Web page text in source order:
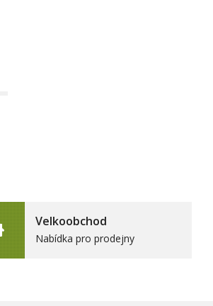
Velkoobchod
Nabídka pro prodejny